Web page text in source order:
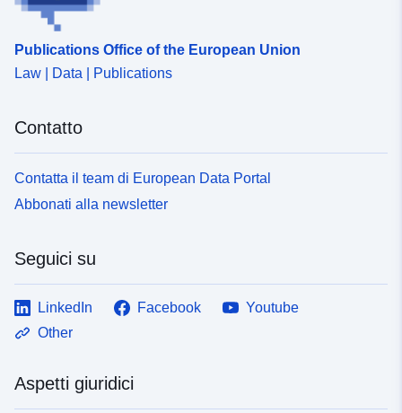
Publications Office of the European Union
Law | Data | Publications
Contatto
Contatta il team di European Data Portal
Abbonati alla newsletter
Seguici su
LinkedIn Facebook
Youtube
Other
Aspetti giuridici